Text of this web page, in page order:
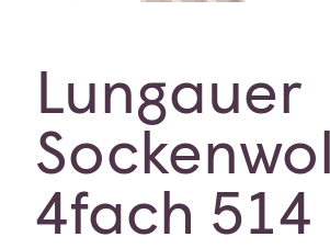
Lungauer
4fach 514